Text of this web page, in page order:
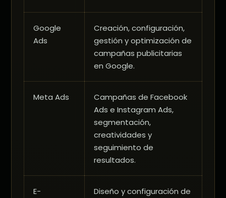
Google
Ads
Creación, configuración,
gestión y optimización de
campañas publicitarias
en Google.
Meta Ads
Campañas de Facebook
Ads e Instagram Ads,
segmentación,
creatividades y
seguimiento de
resultados.
E-
Diseño y configuración de